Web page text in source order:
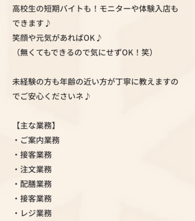
高校生の短期バイトも！モニターや体験入店も
できます♪
笑顔や元気があればOK♪
（無くてもできるので気にせずOK！笑）
未経験の方も年齢の近い方が丁寧に教えますの
でご安心くださいネ♪
【主な業務】
・ご案内業務
・接客業務
・注文業務
・配膳業務
・接客業務
・レジ業務